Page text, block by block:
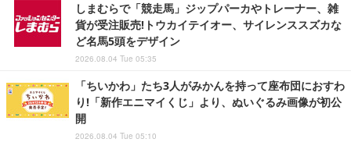
しまむらで「競走馬」ジップパーカやトレーナー、雑
貨が受注販売!トウカイテイオー、サイレンススズカな
ど名馬5頭をデザイン
2026.08.04 Tue 05:35
「ちいかわ」たち3人がみかんを持って座布団におすわ
り!「新作エニマイくじ」より、ぬいぐるみ画像が初公
開
2026.08.04 Tue 05:10